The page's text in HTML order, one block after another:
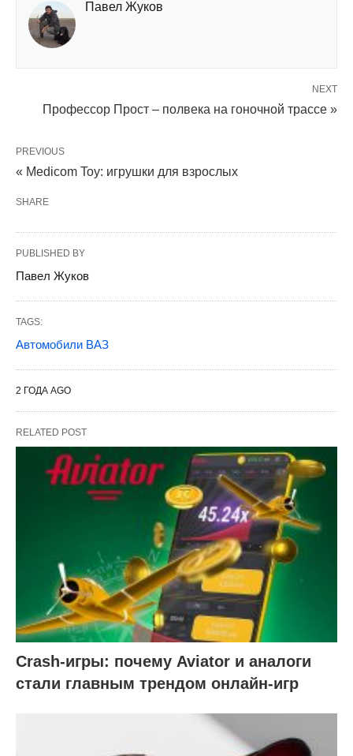
Павел Жуков
NEXT
Профессор Прост – полвека на гоночной трассе »
PREVIOUS
« Medicom Toy: игрушки для взрослых
SHARE
PUBLISHED BY
Павел Жуков
TAGS:
Автомобили ВАЗ
2 ГОДА AGO
RELATED POST
Crash-игры: почему Aviator и аналоги
стали главным трендом онлайн-игр